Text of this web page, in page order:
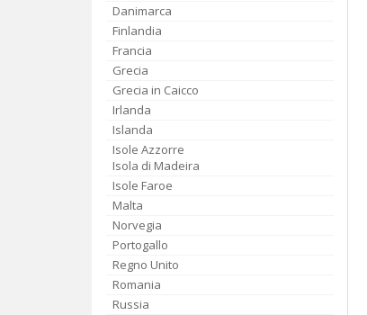
Danimarca
Finlandia
Francia
Grecia
Grecia in Caicco
Irlanda
Islanda
Isole Azzorre
Isola di Madeira
Isole Faroe
Malta
Norvegia
Portogallo
Regno Unito
Romania
Russia